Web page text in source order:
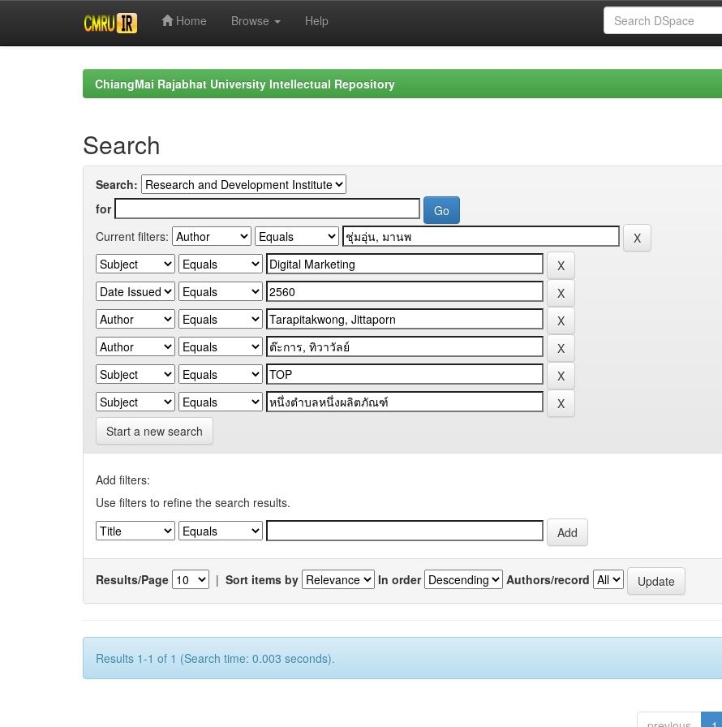
Home Browse Help
ChiangMai Rajabhat University Intellectual Repository
Search
Search:
for
Current filters:
Start a new search
Add filters:
Use filters to refine the search results.
Results/Page | Sort items by In order Authors/record
Results 1-1 of 1 (Search time: 0.003 seconds).